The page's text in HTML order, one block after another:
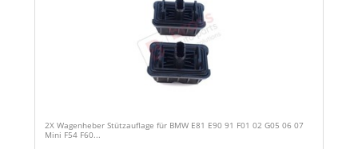
2X Wagenheber Stützauflage für BMW E81 E90 91 F01 02 G05 06 07
Mini F54 F60...